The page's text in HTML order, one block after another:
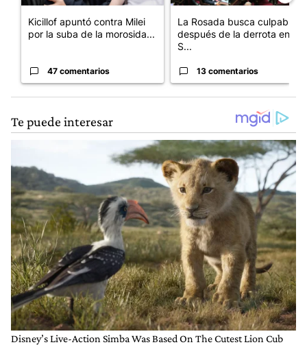
Kicillof apuntó contra Milei
por la suba de la morosida...
47 comentarios
La Rosada busca culpables
después de la derrota en el
S...
13 comentarios